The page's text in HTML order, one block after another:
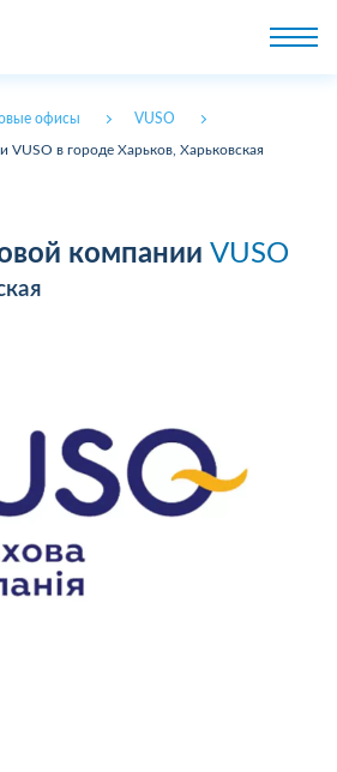
офисы VUSO
в городе Харьков, Харьковская
компании VUSO